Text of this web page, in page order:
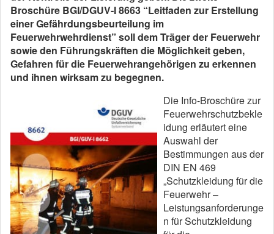
Broschüre BGI/DGUV-I 8663 “Leitfaden zur Erstellung
einer Gefährdungsbeurteilung im
Feuerwehrwehrdienst” soll dem Träger der Feuerwehr
sowie den Führungskräften die Möglichkeit geben,
Gefahren für die Feuerwehrangehörigen zu erkennen
und ihnen wirksam zu begegnen.
Die Info-Broschüre zur
Feuerwehrschutzbekle
idung erläutert eine
Auswahl der
Bestimmungen aus der
DIN EN 469
„Schutzkleidung für die
Feuerwehr –
Leistungsanforderunge
n für Schutzkleidung